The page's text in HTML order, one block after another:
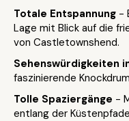
Totale Entspannung -
Lage mit Blick auf die
von Castletownshend.
Sehenswürdigkeiten
faszinierende
Tolle Spaziergänge -
entlang der